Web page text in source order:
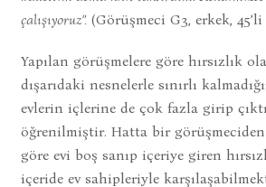
çalışıyoruz”. (Görüşmeci G3, erkek,
Yapılan görüşmelere göre hırsızlık
dışarıdaki nesnelerle sınırlı
evlerin içlerine de çok fazla girip
öğrenilmiştir. Hatta bir
göre evi boş sanıp içeriye giren
içeride ev sahipleriyle